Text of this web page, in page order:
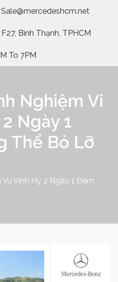
Sale@mercedeshcm.net
Bình Thạnh, TPHCM
To 7PM
Nghiệm Vi
Ngày 1
Thể Bỏ Lỡ
Vĩnh Hy 2 Ngày 1 Đêm